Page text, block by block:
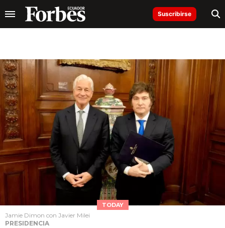
Suscribirse
TODAY
Jamie Dimon con Javier Milei
PRESIDENCIA